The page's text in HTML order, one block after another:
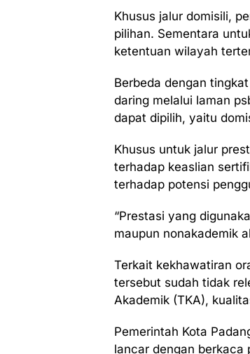
Khusus jalur domisili,
pilihan. Sementara
ketentuan wilayah
Berbeda dengan
daring melalui laman
dapat dipilih, yaitu
Khusus untuk jalur
terhadap keaslian
terhadap potensi
“Prestasi yang
maupun nonakademik
Terkait kekhawatiran
tersebut sudah tidak
Akademik (TKA),
Pemerintah Kota
lancar dengan berkaca